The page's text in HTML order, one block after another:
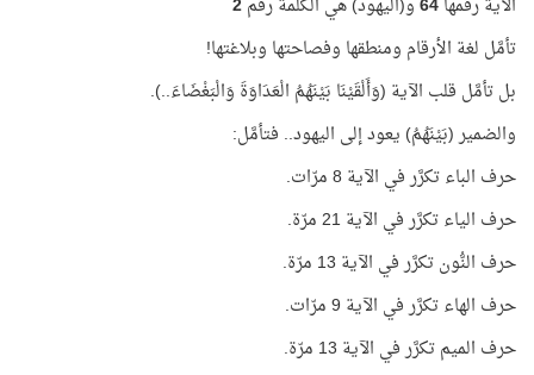
الآية رقمها64و(اليهود) هي الكلمة رقم2
تأمَّل لغة الأرقام ومنطقها وفصاحتها وبلاغتها!
بل تأمَّل قلب الآية (وَأَلْقَيْنَا بَيْنَهُمُ الْعَدَاوَةَ وَالْبَغْضَاءَ..).
والضمير (بَيْنَهُمُ) يعود إلى اليهود.. فتأمَّل:
حرف الباء تكرَّر في الآية 8 مرّات.
حرف الياء تكرَّر في الآية 21 مرّة.
حرف النُّون تكرَّر في الآية 13 مرّة.
حرف الهاء تكرَّر في الآية 9 مرّات.
حرف الميم تكرَّر في الآية 13 مرّة.